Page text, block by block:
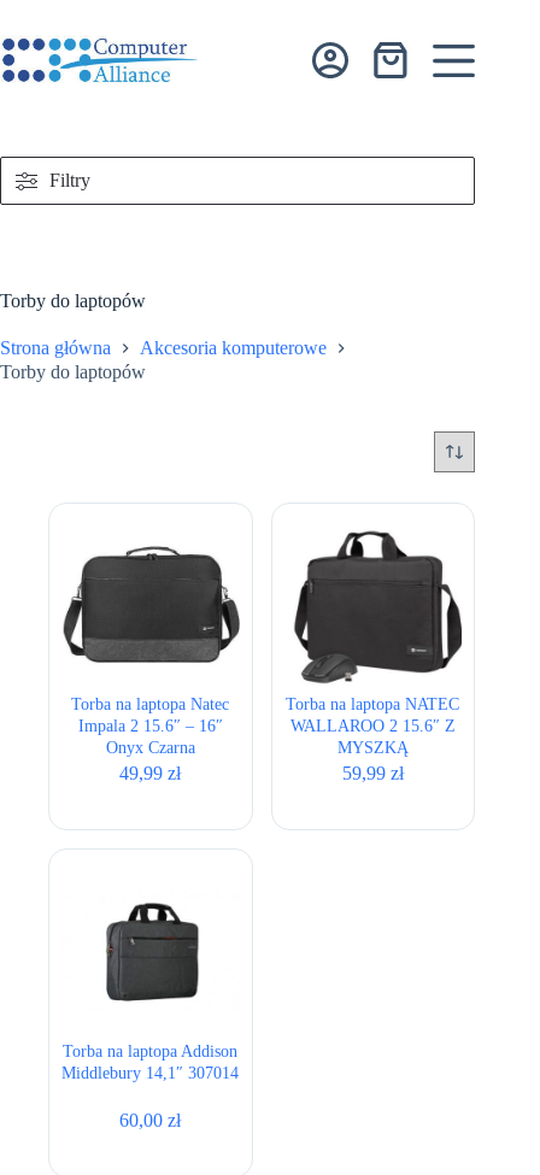
treści
Koszyk
Torby do laptopów
Strona główna
Akcesoria komputerowe
Torby do laptopów
Torba na laptopa Natec
Impala 2 15.6″ – 16″
Onyx Czarna
49,99zł
Torba na laptopa NATEC
WALLAROO 2 15.6″ Z
MYSZKĄ
59,99 zł
Torba na laptopa Addison
Middlebury 14,1″ 307014
60,00zł
Filtry